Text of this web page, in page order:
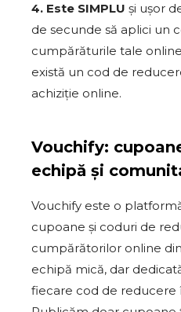
4. Este SIMPLU și ușor
de secunde să aplici un
cumpărăturile tale
există un cod de
achiziție online.
Vouchify:
echipă și
Vouchify este o
cupoane și coduri de
cumpărătorilor online
echipă mică, dar
fiecare cod de reducere